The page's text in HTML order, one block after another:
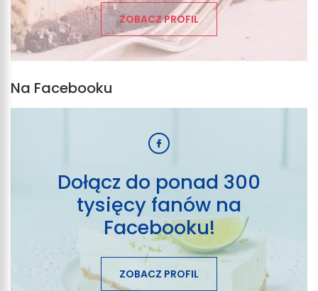
ZOBACZ PROFIL
Na Facebooku
Dołącz do ponad 300
tysięcy fanów na
Facebooku!
ZOBACZ PROFIL